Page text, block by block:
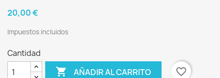
20,00 €
Impuestos incluidos
Cantidad
 AÑADIR AL CARRITO
favorite_border